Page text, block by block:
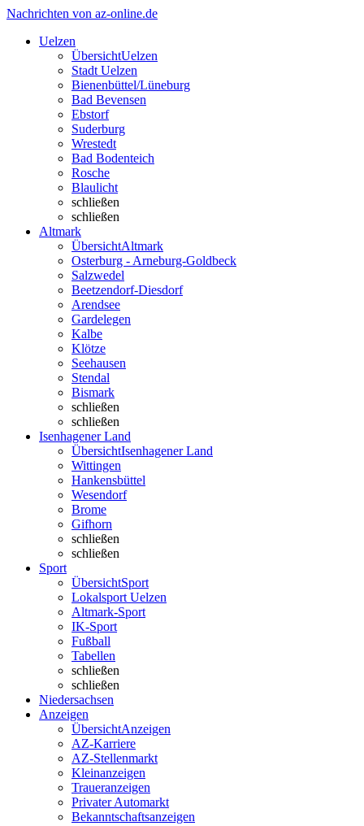
Nachrichten von az-online.de
Uelzen
ÜbersichtUelzen
Stadt Uelzen
Bienenbüttel/Lüneburg
Bad Bevensen
Ebstorf
Suderburg
Wrestedt
Bad Bodenteich
Rosche
Blaulicht
schließen
schließen
Altmark
ÜbersichtAltmark
Osterburg - Arneburg-Goldbeck
Salzwedel
Beetzendorf-Diesdorf
Arendsee
Gardelegen
Kalbe
Klötze
Seehausen
Stendal
Bismark
schließen
schließen
Isenhagener Land
ÜbersichtIsenhagener Land
Wittingen
Hankensbüttel
Wesendorf
Brome
Gifhorn
schließen
schließen
Sport
ÜbersichtSport
Lokalsport Uelzen
Altmark-Sport
IK-Sport
Fußball
Tabellen
schließen
schließen
Niedersachsen
Anzeigen
ÜbersichtAnzeigen
AZ-Karriere
AZ-Stellenmarkt
Kleinanzeigen
Traueranzeigen
Privater Automarkt
Bekanntschaftsanzeigen